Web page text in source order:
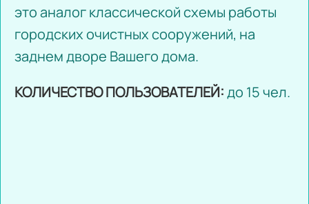
это аналог классической схемы работы
городских очистных сооружений, на
заднем дворе Вашего дома.
КОЛИЧЕСТВО ПОЛЬЗОВАТЕЛЕЙ:до 15 чел.